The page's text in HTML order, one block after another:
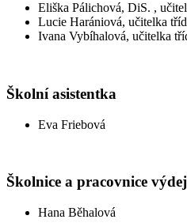
Eliška Pálichová, DiS. ,
Lucie Harániová, učitelka
Ivana Vybíhalová, učitelka
Školní asistentka
Eva Friebová
Školnice a pracovnice
Hana Běhalová